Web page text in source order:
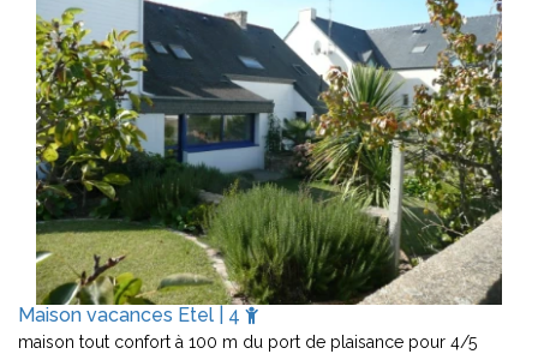
Maison vacances Etel | 4
maison tout confort à 100 m du port de plaisance pour 4/5